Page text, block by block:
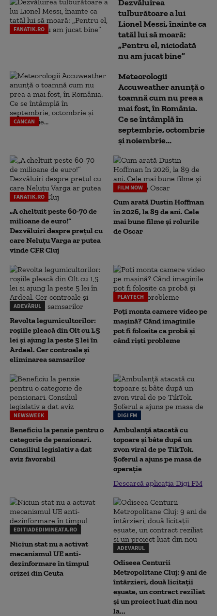
FANATIK.RO
Dezvăluirea
tulburătoare a lui
Lionel Messi, înainte ca
tatăl lui să moară:
„Pentru el, niciodată
nu am jucat bine”
CANCAN
Meteorologii
Accuweather anunță o
toamnă cum nu prea a
mai fost, în România.
Ce se întâmplă în
septembrie, octombrie
și noiembrie...
FANATIK.RO
„A cheltuit peste 60-70 de
milioane de euro!”
Dezvăluiri despre prețul cu
care Neluțu Varga ar putea
vinde CFR Cluj
FILM NOW
Cum arată Dustin Hoffman
în 2026, la 89 de ani. Cele
mai bune filme și rolurile
de Oscar
ADEVĂRUL
Revolta legumicultorilor:
roșiile pleacă din Olt cu 1,5
lei și ajung la peste 5 lei în
Ardeal. Cer controale și
eliminarea samsarilor
PLAYTECH
Poți monta camere video pe
mașină? Când imaginile
pot fi folosite ca probă și
când riști probleme
NEWSWEEK
Beneficiu la pensie pentru o
categorie de pensionari.
Consiliul legislativ a dat
aviz favorabil
DIGI FM
Ambulanță atacată cu
topoare și bâte după un
zvon viral de pe TikTok.
Șoferul a ajuns pe masa de
operație
Descarcă aplicația Digi FM
EDITIADEDIMINEATA.RO
Niciun stat nu a activat
mecanismul UE anti-
dezinformare în timpul
crizei din Ceuta
ADEVARUL
Odiseea Centurii
Metropolitane Cluj: 9 ani de
întârzieri, două licitații
eșuate, un contract reziliat
și un proiect luat din nou
la...